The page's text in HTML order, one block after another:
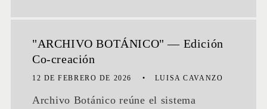
"ARCHIVO BOTÁNICO" — Edición
Co-creación
12 DE FEBRERO DE 2026 LUISA CAVANZO
Archivo Botánico reúne el sistema